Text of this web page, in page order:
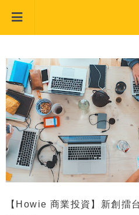
【Howie 商業投資】新創擂